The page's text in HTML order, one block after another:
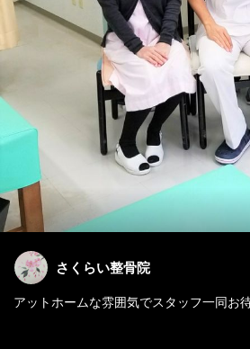
さくらい整骨院
アットホームな雰囲気でスタッフ一同お